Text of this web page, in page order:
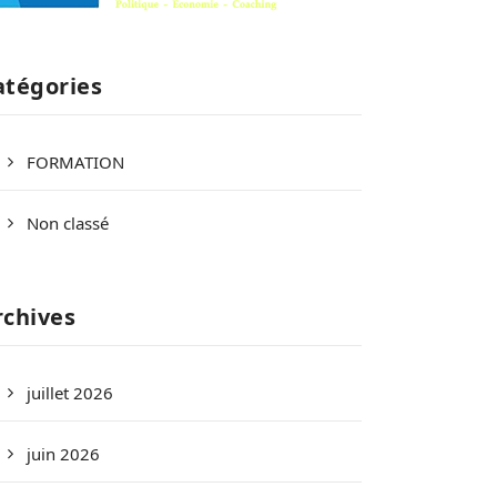
FORMATION
Non classé
juillet 2026
juin 2026